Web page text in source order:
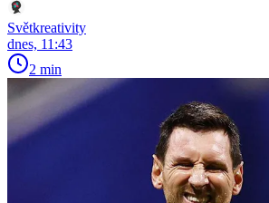
Světkreativity
dnes, 11:43
2 min